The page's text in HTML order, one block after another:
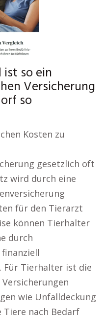
so ein
Versicherung
so
Kosten zu
gesetzlich oft
wird durch eine
für den Tierarzt
können Tierhalter
durch
Für Tierhalter ist die
wie Unfalldeckung
nach Bedarf